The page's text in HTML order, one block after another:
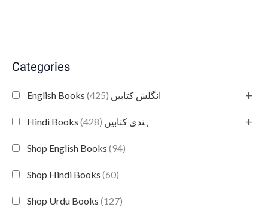
Categories
English Books انگلش کتابیں (425) +
Hindi Books ہندی کتابیں (428) +
Shop English Books (94)
Shop Hindi Books (60)
Shop Urdu Books (127)